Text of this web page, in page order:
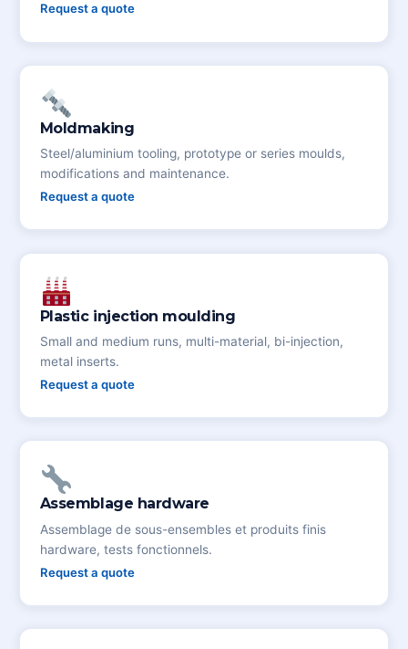
Request a quote
Moldmaking
Steel/aluminium tooling, prototype or series moulds,
modifications and maintenance.
Request a quote
Plastic injection moulding
Small and medium runs, multi-material, bi-injection,
metal inserts.
Request a quote
Assemblage hardware
Assemblage de sous-ensembles et produits finis
hardware, tests fonctionnels.
Request a quote